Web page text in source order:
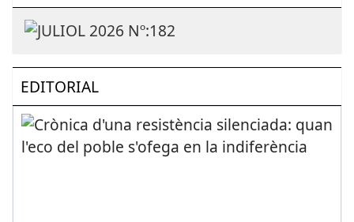
EDITORIAL